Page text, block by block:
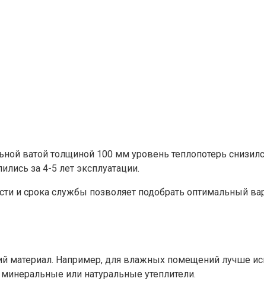
ватой толщиной 100 мм уровень теплопотерь
за 4-5 лет эксплуатации.
и срока службы позволяет подобрать оптимальный
материал. Например, для влажных помещений лучше
или натуральные утеплители.